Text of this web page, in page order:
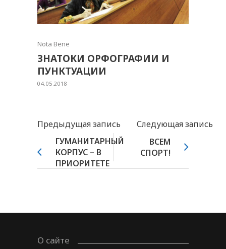
Nota Bene
ЗНАТОКИ ОРФОГРАФИИ И
ПУНКТУАЦИИ
04.05.2018
Предыдущая запись
Следующая запись
ГУМАНИТАРНЫЙ
КОРПУС – В
ПРИОРИТЕТЕ
ВСЕМ
СПОРТ!
О сайте